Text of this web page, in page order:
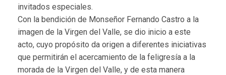
invitados especiales.
Con la bendición de Monseñor Fernando Castro a la
imagen de la Virgen del Valle, se dio inicio a este
acto, cuyo propósito da origen a diferentes iniciativas
que permitirán el acercamiento de la feligresía a la
morada de la Virgen del Valle, y de esta manera